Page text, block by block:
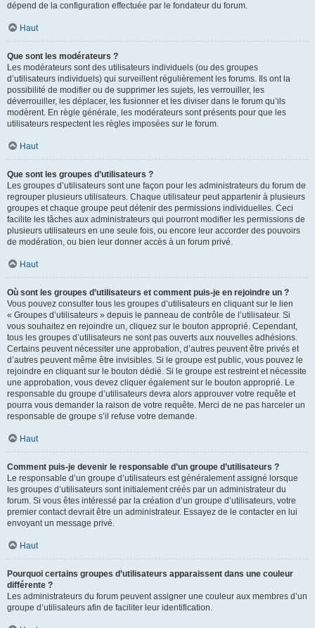
dépend de la configuration effectuée par le fondateur du forum.
Haut
Que sont les modérateurs ?
Les modérateurs sont des utilisateurs individuels (ou des groupes
d’utilisateurs individuels) qui surveillent régulièrement les forums. Ils ont la
possibilité de modifier ou de supprimer les sujets, les verrouiller, les
déverrouiller, les déplacer, les fusionner et les diviser dans le forum qu’ils
modèrent. En règle générale, les modérateurs sont présents pour que les
utilisateurs respectent les règles imposées sur le forum.
Haut
Que sont les groupes d’utilisateurs ?
Les groupes d’utilisateurs sont une façon pour les administrateurs du forum de
regrouper plusieurs utilisateurs. Chaque utilisateur peut appartenir à plusieurs
groupes et chaque groupe peut détenir des permissions individuelles. Ceci
facilite les tâches aux administrateurs qui pourront modifier les permissions de
plusieurs utilisateurs en une seule fois, ou encore leur accorder des pouvoirs
de modération, ou bien leur donner accès à un forum privé.
Haut
Où sont les groupes d’utilisateurs et comment puis-je en rejoindre un ?
Vous pouvez consulter tous les groupes d’utilisateurs en cliquant sur le lien
« Groupes d’utilisateurs » depuis le panneau de contrôle de l’utilisateur. Si
vous souhaitez en rejoindre un, cliquez sur le bouton approprié. Cependant,
tous les groupes d’utilisateurs ne sont pas ouverts aux nouvelles adhésions.
Certains peuvent nécessiter une approbation, d’autres peuvent être privés et
d’autres peuvent même être invisibles. Si le groupe est public, vous pouvez le
rejoindre en cliquant sur le bouton dédié. Si le groupe est restreint et nécessite
une approbation, vous devez cliquer également sur le bouton approprié. Le
responsable du groupe d’utilisateurs devra alors approuver votre requête et
pourra vous demander la raison de votre requête. Merci de ne pas harceler un
responsable de groupe s’il refuse votre demande.
Haut
Comment puis-je devenir le responsable d’un groupe d’utilisateurs ?
Le responsable d’un groupe d’utilisateurs est généralement assigné lorsque
les groupes d’utilisateurs sont initialement créés par un administrateur du
forum. Si vous êtes intéressé par la création d’un groupe d’utilisateurs, votre
premier contact devrait être un administrateur. Essayez de le contacter en lui
envoyant un message privé.
Haut
Pourquoi certains groupes d’utilisateurs apparaissent dans une couleur
différente ?
Les administrateurs du forum peuvent assigner une couleur aux membres d’un
groupe d’utilisateurs afin de faciliter leur identification.